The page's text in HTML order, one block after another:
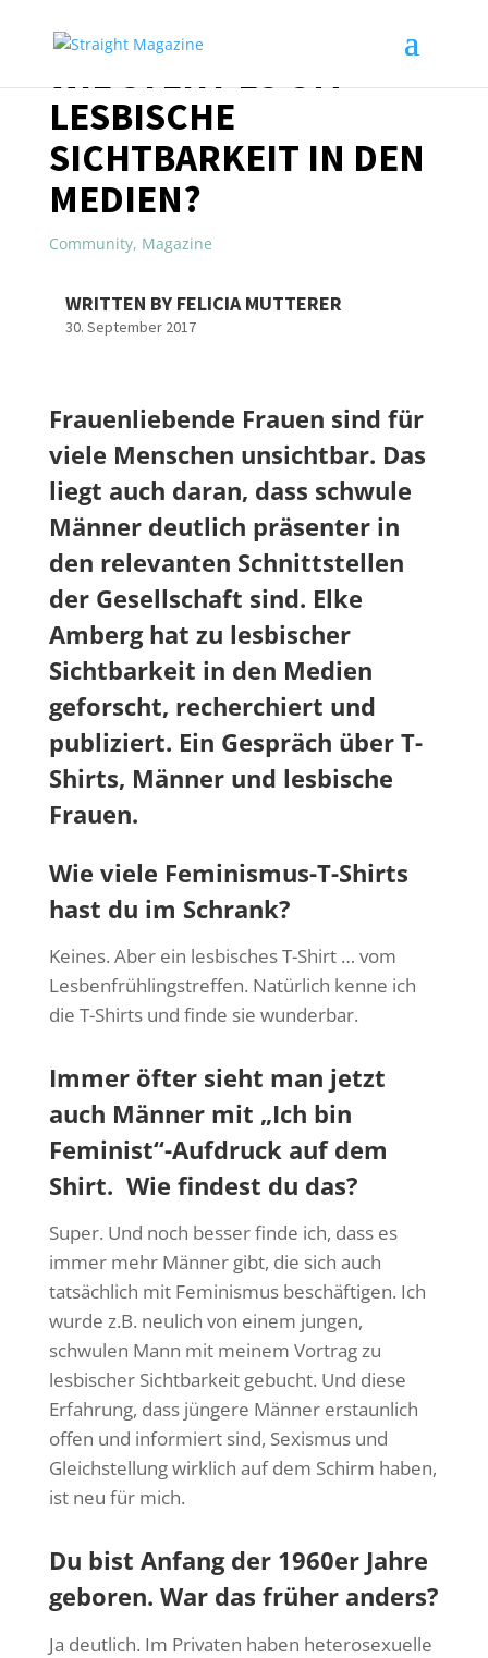
WIE STEHT ES UM
LESBISCHE
SICHTBARKEIT IN DEN
MEDIEN?
Community, Magazine
WRITTEN BY FELICIA MUTTERER
30. September 2017
Frauenliebende Frauen sind für
viele Menschen unsichtbar. Das
liegt auch daran, dass schwule
Männer deutlich präsenter in
den relevanten Schnittstellen
der Gesellschaft sind. Elke
Amberg hat zu lesbischer
Sichtbarkeit in den Medien
geforscht, recherchiert und
publiziert. Ein Gespräch über T-
Shirts, Männer und lesbische
Frauen.
Wie viele Feminismus-T-Shirts
hast du im Schrank?
Keines. Aber ein lesbisches T-Shirt … vom
Lesbenfrühlingstreffen. Natürlich kenne ich
die T-Shirts und finde sie wunderbar.
Immer öfter sieht man jetzt
auch Männer mit „Ich bin
Feminist“-Aufdruck auf dem
Shirt. Wie findest du das?
Super. Und noch besser finde ich, dass es
immer mehr Männer gibt, die sich auch
tatsächlich mit Feminismus beschäftigen. Ich
wurde z.B. neulich von einem jungen,
schwulen Mann mit meinem Vortrag zu
lesbischer Sichtbarkeit gebucht. Und diese
Erfahrung, dass jüngere Männer erstaunlich
offen und informiert sind, Sexismus und
Gleichstellung wirklich auf dem Schirm haben,
ist neu für mich.
Du bist Anfang der 1960er Jahre
geboren. War das früher anders?
Ja deutlich. Im Privaten haben heterosexuelle